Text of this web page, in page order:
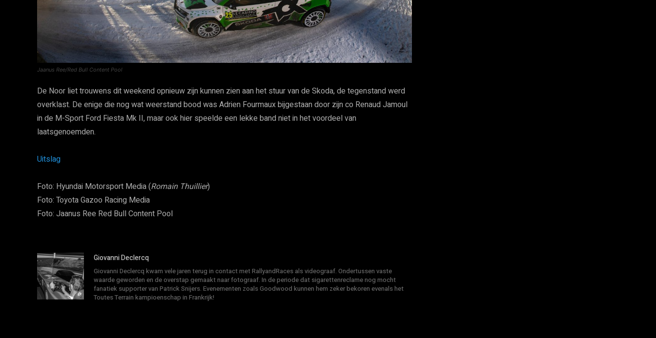
Jaanus Ree/Red Bull Content Pool
De Noor liet trouwens dit weekend opnieuw zijn kunnen zien aan het stuur van de Skoda, de tegenstand werd
overklast. De enige die nog wat weerstand bood was Adrien Fourmaux bijgestaan door zijn co Renaud Jamoul
in de M-Sport Ford Fiesta Mk II, maar ook hier speelde een lekke band niet in het voordeel van
laatsgenoemden.
Uitslag
Foto: Hyundai Motorsport Media (Romain Thuillier)
Foto: Toyota Gazoo Racing Media
Foto: Jaanus Ree Red Bull Content Pool
Giovanni Declercq
Giovanni Declercq kwam vele jaren terug in contact met RallyandRaces als videograaf. Ondertussen vaste
waarde geworden en de overstap gemaakt naar fotograaf. In de periode dat sigarettenreclame nog mocht
fanatiek supporter van Patrick Snijers. Evenementen zoals Goodwood kunnen hem zeker bekoren evenals het
Toutes Terrain kampioenschap in Frankrijk!